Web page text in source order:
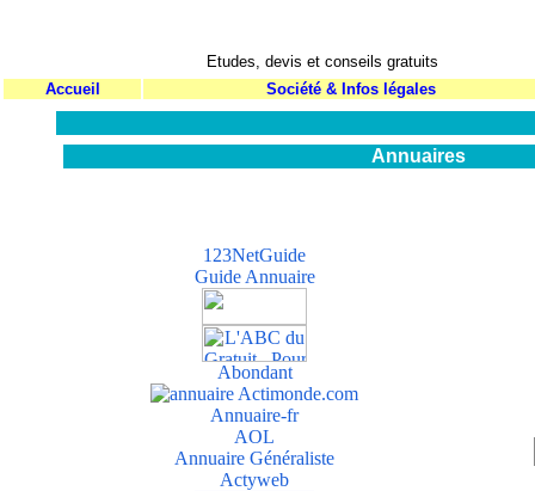
Etudes, devis et conseils gratuits
Accueil
Société & Infos légales
Annuaires
123NetGuide
Guide Annuaire
Abondant
Annuaire-fr
AOL
Annuaire Généraliste
Actyweb